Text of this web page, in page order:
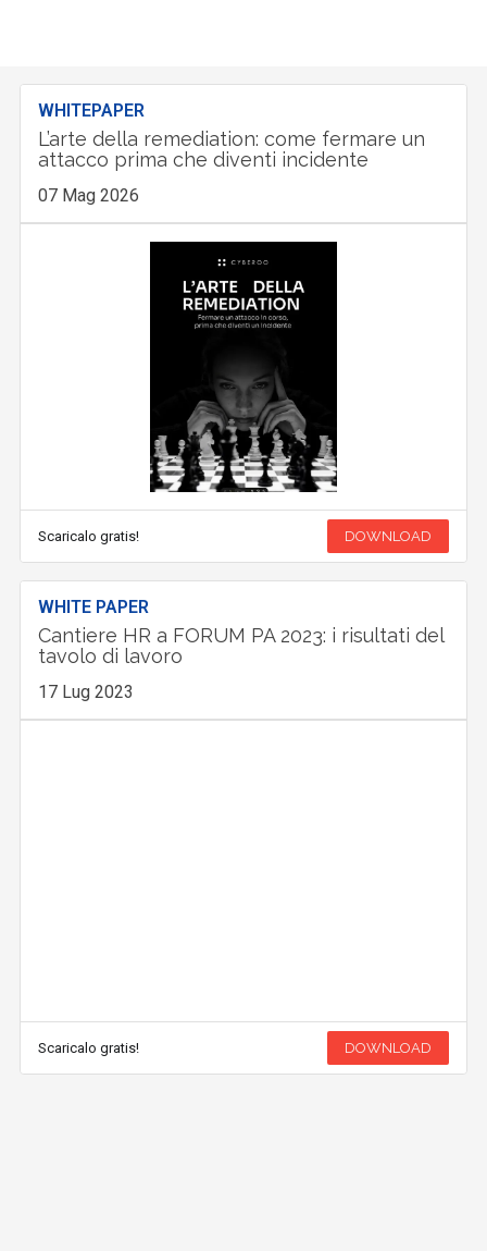
WHITEPAPER
L’arte della remediation: come fermare un
attacco prima che diventi incidente
07 Mag 2026
Scaricalo gratis! DOWNLOAD
WHITE PAPER
Cantiere HR a FORUM PA 2023: i risultati del
tavolo di lavoro
17 Lug 2023
Scaricalo gratis! DOWNLOAD